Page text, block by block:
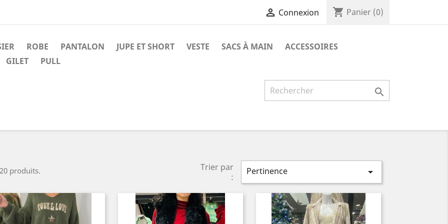
 Connexion shopping_cart Panier (0)
ROBE PANTALON JUPE ET SHORT VESTE SACS À MAIN
ACCESSOIRES
GILET
PULL

produits.
Trier par
:
Pertinence 